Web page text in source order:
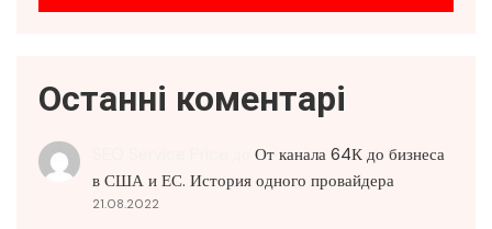
Останні коментарі
От канала 64К до бизнеса
в США и ЕС. История одного провайдера
21.08.2022